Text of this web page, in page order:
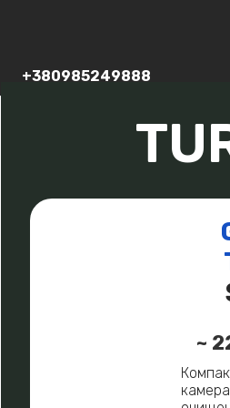
+380985249888
камера
~